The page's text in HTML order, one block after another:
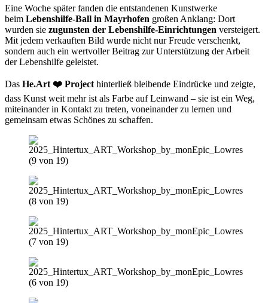
Eine Woche später fanden die entstandenen Kunstwerke
beim Lebenshilfe-Ball in Mayrhofen großen Anklang: Dort
wurden sie zugunsten der Lebenshilfe-Einrichtungen versteigert.
Mit jedem verkauften Bild wurde nicht nur Freude verschenkt,
sondern auch ein wertvoller Beitrag zur Unterstützung der Arbeit
der Lebenshilfe geleistet.
Das He.Art ❤️ Project hinterließ bleibende Eindrücke und zeigte,
dass Kunst weit mehr ist als Farbe auf Leinwand – sie ist ein Weg,
miteinander in Kontakt zu treten, voneinander zu lernen und
gemeinsam etwas Schönes zu schaffen.